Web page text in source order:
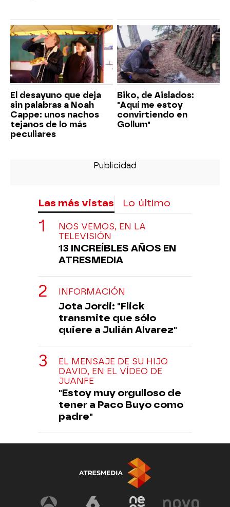
El desayuno que deja
sin palabras a Noah
Cappe: unos nachos
tejanos de lo más
peculiares
Biko, de Aislados:
"Aquí me estoy
convirtiendo en
Gollum"
Las más vistas Lo último
NOS VEMOS, EN LA
TELEVISIÓN
13 INCREÍBLES AÑOS EN
ATRESMEDIA
INFORMACIÓN
Jota Jordi: "Flick
transmite que sólo
quiere a Julián Alvarez"
EL MENSAJE DE SU HIJO
DAVID, EN EL VÍDEO DE
JUANFE
"Estoy muy orgulloso de
tener a Paco Buyo como
padre"